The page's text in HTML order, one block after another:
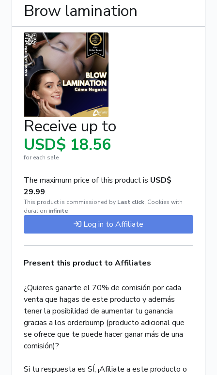
Brow lamination
Receive up to
USD$ 18.56
for each sale
The maximum price of this product is USD$
29.99.
This product is commissioned by Last click, Cookies with
duration infinite.
Log in to Affiliate
Present this product to Affiliates
¿Quieres ganarte el 70% de comisión por cada
venta que hagas de este producto y además
tener la posibilidad de aumentar tu ganancia
gracias a los orderbump (producto adicional que
se ofrece que te puede hacer ganar más de una
comisión)?
Si tu respuesta es SÍ, ¡Afíliate a este producto o